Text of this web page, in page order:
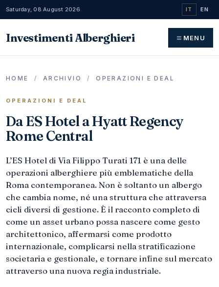
Saturday, 08 August 2026 IT EN
Investimenti Alberghieri MENU
HOME / ARCHIVIO / OPERAZIONI E DEAL
OPERAZIONI E DEAL
Da ES Hotel a Hyatt Regency
Rome Central
L’ES Hotel di Via Filippo Turati 171 è una delle
operazioni alberghiere più emblematiche della
Roma contemporanea. Non è soltanto un albergo
che cambia nome, né una struttura che attraversa
cicli diversi di gestione. È il racconto completo di
come un asset urbano possa nascere come gesto
architettonico, affermarsi come prodotto
internazionale, complicarsi nella stratificazione
societaria e gestionale, e tornare infine sul mercato
attraverso una nuova regia industriale.